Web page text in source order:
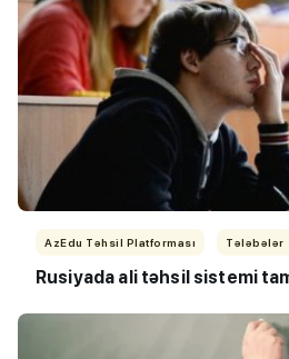
AzEdu Təhsil Platforması Tələbələr
Rusiyada ali təhsil sistemi